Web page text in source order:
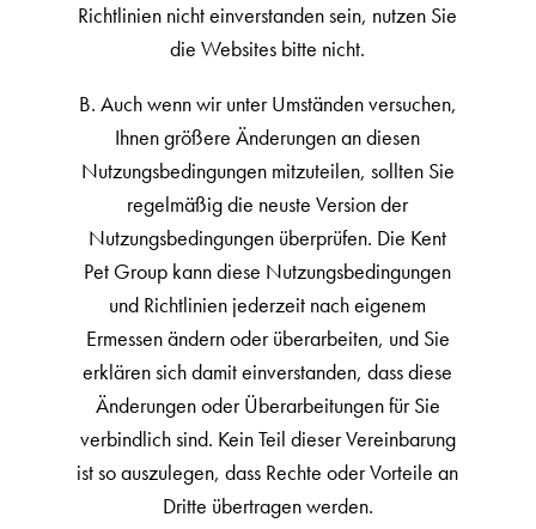
Richtlinien nicht einverstanden sein, nutzen Sie
die Websites bitte nicht.
B. Auch wenn wir unter Umständen versuchen,
Ihnen größere Änderungen an diesen
Nutzungsbedingungen mitzuteilen, sollten Sie
regelmäßig die neuste Version der
Nutzungsbedingungen überprüfen. Die Kent
Pet Group kann diese Nutzungsbedingungen
und Richtlinien jederzeit nach eigenem
Ermessen ändern oder überarbeiten, und Sie
erklären sich damit einverstanden, dass diese
Änderungen oder Überarbeitungen für Sie
verbindlich sind. Kein Teil dieser Vereinbarung
ist so auszulegen, dass Rechte oder Vorteile an
Dritte übertragen werden.